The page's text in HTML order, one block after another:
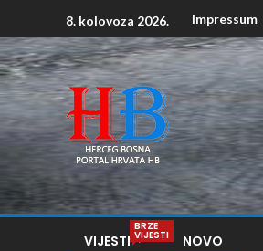
8. kolovoza 2026. Impressum
VIJESTI
BRZE
VIJESTI NOVO